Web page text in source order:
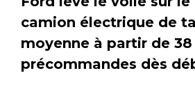
camion électrique de
moyenne à partir de 38
précommandes dès